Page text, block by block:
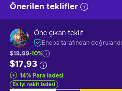
Önerilen teklifler
Öne çıkan teklif
Eneba tarafından doğrulandı
$19,99-10%
$17,93
14% Para iadesi
En iyi nakit iadesi